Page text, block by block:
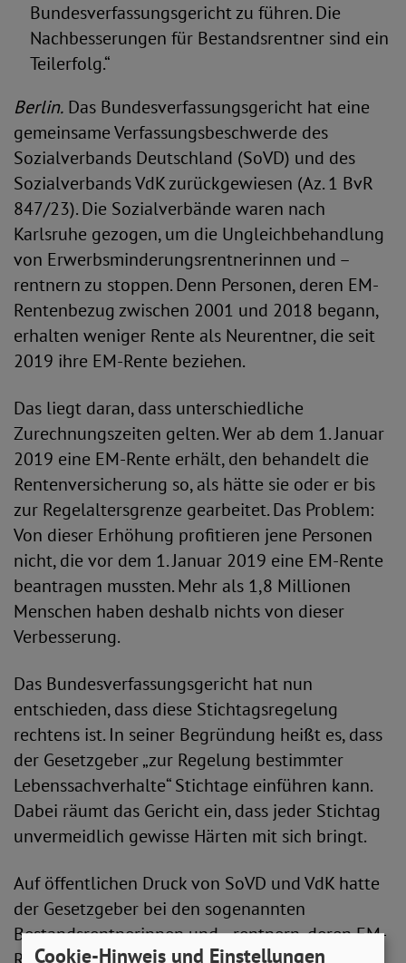
Bundesverfassungsgericht zu führen. Die
Nachbesserungen für Bestandsrentner sind ein
Teilerfolg.“
Berlin. Das Bundesverfassungsgericht hat eine
gemeinsame Verfassungsbeschwerde des
Sozialverbands Deutschland (SoVD) und des
Sozialverbands VdK zurückgewiesen (Az. 1 BvR
847/23). Die Sozialverbände waren nach
Karlsruhe gezogen, um die Ungleichbehandlung
von Erwerbsminderungsrentnerinnen und –
rentnern zu stoppen. Denn Personen, deren EM-
Rentenbezug zwischen 2001 und 2018 begann,
erhalten weniger Rente als Neurentner, die seit
2019 ihre EM-Rente beziehen.
Das liegt daran, dass unterschiedliche
Zurechnungszeiten gelten. Wer ab dem 1. Januar
2019 eine EM-Rente erhält, den behandelt die
Rentenversicherung so, als hätte sie oder er bis
zur Regelaltersgrenze gearbeitet. Das Problem:
Von dieser Erhöhung profitieren jene Personen
nicht, die vor dem 1. Januar 2019 eine EM-Rente
beantragen mussten. Mehr als 1,8 Millionen
Menschen haben deshalb nichts von dieser
Verbesserung.
Das Bundesverfassungsgericht hat nun
entschieden, dass diese Stichtagsregelung
rechtens ist. In seiner Begründung heißt es, dass
der Gesetzgeber „zur Regelung bestimmter
Lebenssachverhalte“ Stichtage einführen kann.
Dabei räumt das Gericht ein, dass jeder Stichtag
unvermeidlich gewisse Härten mit sich bringt.
Auf öffentlichen Druck von SoVD und VdK hatte
der Gesetzgeber bei den sogenannten
Bestandsrentnerinnen und –rentnern, deren EM-
Cookie-Hinweis und Einstellungen